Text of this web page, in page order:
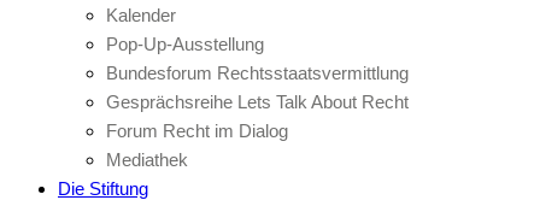
Kalender
Pop-Up-Ausstellung
Bundesforum Rechtsstaatsvermittlung
Gesprächsreihe Lets Talk About Recht
Forum Recht im Dialog
Mediathek
Die Stiftung